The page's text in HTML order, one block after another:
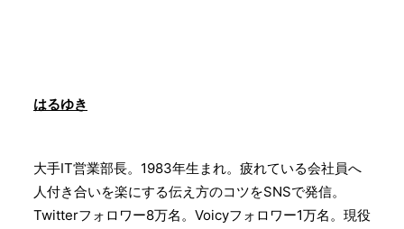
はるゆき
大手IT営業部長。1983年生まれ。疲れている会社員へ
人付き合いを楽にする伝え方のコツをSNSで発信。
Twitterフォロワー8万名。Voicyフォロワー1万名。現役